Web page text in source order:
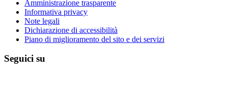
Amministrazione trasparente
Informativa privacy
Note legali
Dichiarazione di accessibilità
Piano di miglioramento del sito e dei servizi
Seguici su